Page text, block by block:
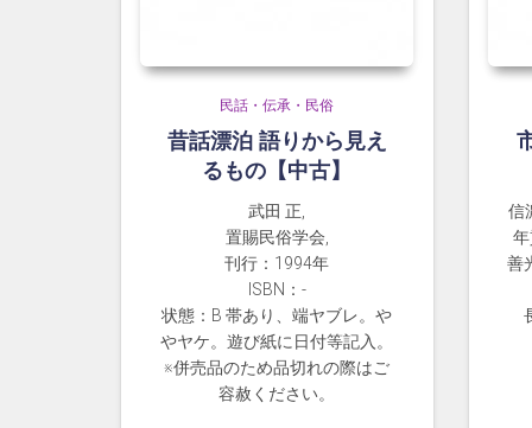
民話・伝承・民俗
昔話漂泊 語りから見え
るもの【中古】
武田 正,
置賜民俗学会,
刊行：1994年
ISBN：-
状態：B 帯あり、端ヤブレ。や
やヤケ。遊び紙に日付等記入。
※併売品のため品切れの際はご
容赦ください。
信
善